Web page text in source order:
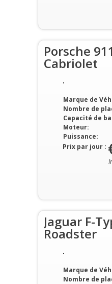
Porsche
Cabriolet
Marque de
Nombre de
Capacité de
Moteur:
Puissance:
Prix par jour :
Jaguar F-
Roadster
Marque de
Nombre de